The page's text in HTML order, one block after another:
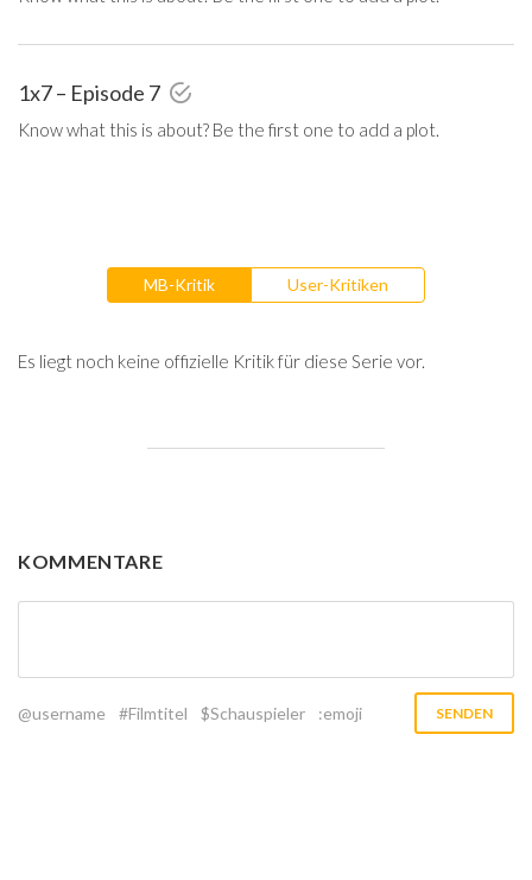
1x7 – Episode 7
Know what this is about? Be the first one to add a plot.
MB-Kritik User-Kritiken
Es liegt noch keine offizielle Kritik für diese Serie vor.
KOMMENTARE
@username #Filmtitel $Schauspieler :emoji